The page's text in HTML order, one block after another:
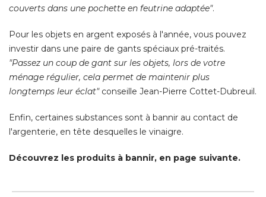
couverts dans une pochette en feutrine adaptée".
Pour les objets en argent exposés à l'année, vous pouvez
investir dans une paire de gants spéciaux pré-traités.
"Passez un coup de gant sur les objets, lors de votre
ménage régulier, cela permet de maintenir plus
longtemps leur éclat" conseille Jean-Pierre Cottet-Dubreuil.
Enfin, certaines substances sont à bannir au contact de
l'argenterie, en tête desquelles le vinaigre.
Découvrez les produits à bannir, en page suivante.